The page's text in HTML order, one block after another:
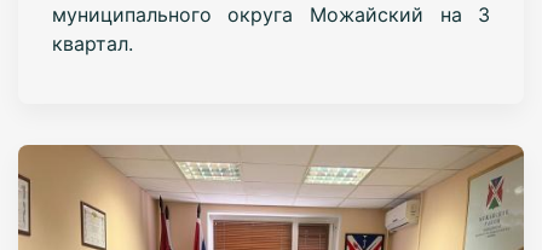
муниципального округа Можайский на 3
квартал.